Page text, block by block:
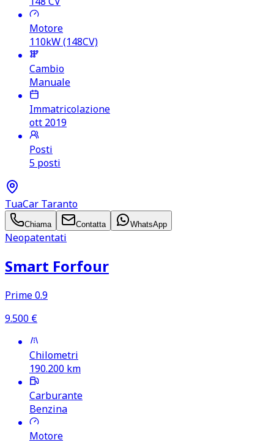
Motore
110kW (148CV)
Cambio
Manuale
Immatricolazione
ott 2019
Posti
5 posti
TuaCar Taranto
Chiama Contatta WhatsApp
Neopatentati
Smart Forfour
Prime 0.9
9.500 €
Chilometri
190.200 km
Carburante
Benzina
Motore